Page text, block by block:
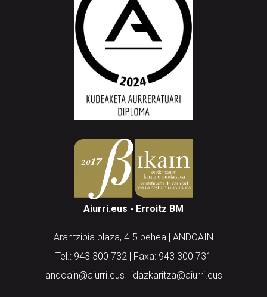
Aiurri.eus - Erroitz BM
Arantzibia plaza, 4-5 behea | ANDOAIN
Tel.: 943 300 732 | Faxa: 943 300 731
andoain@aiurri.eus | idazkaritza@aiurri.eus